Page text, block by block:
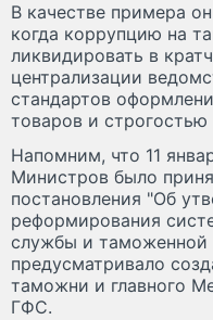
В качестве примера
когда коррупцию на
ликвидировать в
централизации
стандартов
товаров и строгостью
Напомним, что 11
Министров было
постановления "Об
реформирования
службы и таможенной
предусматривало
таможни и главного
ГФС.